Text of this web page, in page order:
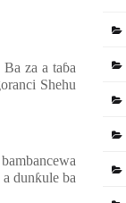
Ba za a taɓa
Shehu
dunƙule ba